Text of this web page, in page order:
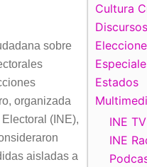
sobre
organizada
(INE),
aisladas a
Cultura
Discursos
Estados
INE TV
INE